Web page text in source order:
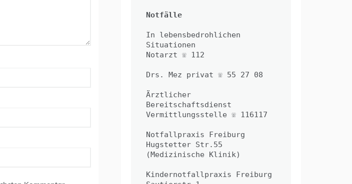
Notfälle
In lebensbedrohlichen
Situationen
Notarzt ☏ 112
Drs. Mez privat ☏ 55 27 08
Ärztlicher
Bereitschaftsdienst
Vermittlungsstelle ☏ 116117
Notfallpraxis Freiburg
Hugstetter Str.55
(Medizinische Klinik)
Kindernotfallpraxis Freiburg